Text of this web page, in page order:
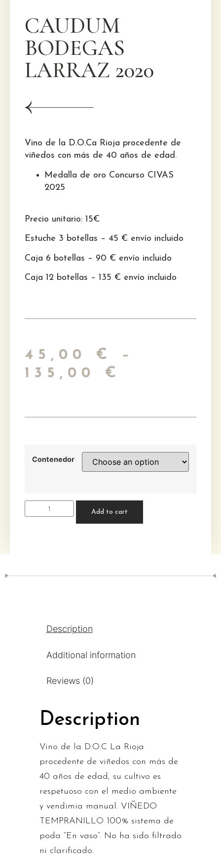
CAUDUM
BODEGAS
LARRAZ 2020
Vino de la D.O.Ca Rioja procedente de
viñedos con más de 40 años de edad.
Medalla de oro Concurso CIVAS
2025
Precio unitario: 15€
Estuche 3 botellas – 45 € envío incluido
Caja 6 botellas – 90 € envío incluido
Caja 12 botellas – 135 € envío incluido
45,00 €
–
135,00 €
Contenedor
Add to cart
Description
Additional information
Reviews (0)
Description
Vino de la D.O.C La Rioja
procedente de viñedos con más de
40 años de edad, su cultivo es
respetuoso con el medio ambiente
y vendimia manual. VIÑEDO
TEMPRANILLO 100% sistema de
poda “En vaso”. No ha sido filtrado
ni clarificado.